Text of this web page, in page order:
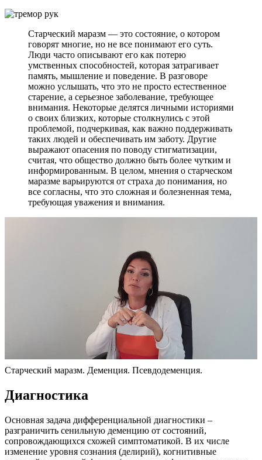
Старческий маразм — это состояние, о котором
говорят многие, но не все понимают его суть.
Люди часто описывают его как потерю
умственных способностей, которая затрагивает
память, мышление и поведение. В разговоре
можно услышать, что это не просто естественное
старение, а серьезное заболевание, требующее
внимания. Некоторые делятся личными историями
о своих близких, которые столкнулись с этой
проблемой, подчеркивая, как важно поддерживать
таких людей и обеспечивать им заботу. Другие
выражают опасения по поводу стигматизации,
считая, что общество должно быть более чутким и
информированным. В целом, мнения о старческом
маразме варьируются от страха до понимания, но
все согласны, что это сложная и болезненная тема,
требующая уважения и внимания.
Старческий маразм. Деменция. Псевдодеменция.
Диагностика
Основная задача дифференциальной диагностики –
разграничить сенильную деменцию от состояний,
сопровождающихся схожей симптоматикой. В их числе
изменение уровня сознания (делирий), когнитивные